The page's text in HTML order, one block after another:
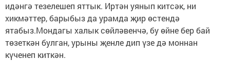
идәнгә тезелешеп яттык. Иртән уянып китсәк, ни
хикмәттер, барыбыз да урамда җир өстендә
ятабыз.Мондагы халык сөйләвенчә, бу өйне бер бай
төзеткән булган, урыны җенле дип үзе дә моннан
күченеп киткән.